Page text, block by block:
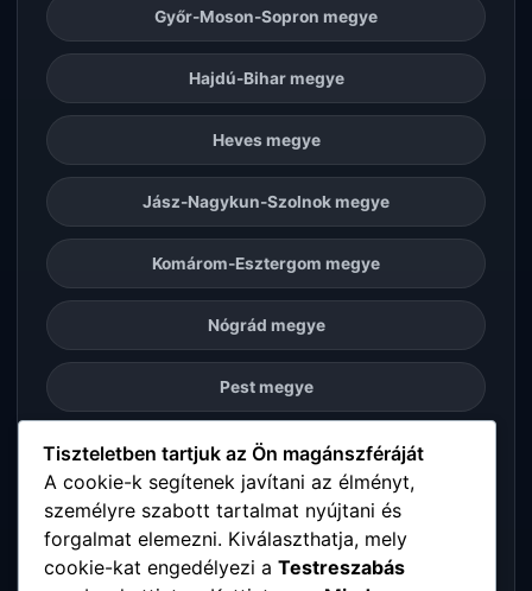
Győr-Moson-Sopron megye
Hajdú-Bihar megye
Heves megye
Jász-Nagykun-Szolnok megye
Komárom-Esztergom megye
Nógrád megye
Pest megye
Somogy megye
Szabolcs-Szatmár-Bereg megye
Tolna megye
Tiszteletben tartjuk az Ön magánszféráját
A cookie-k segítenek javítani az élményt,
személyre szabott tartalmat nyújtani és
forgalmat elemezni. Kiválaszthatja, mely
cookie-kat engedélyezi a Testreszabás